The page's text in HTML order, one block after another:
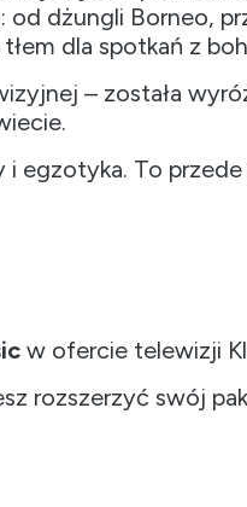
dżungli Borneo,
dla spotkań z
– została
egzotyka. To
w ofercie telewizji
rozszerzyć swój